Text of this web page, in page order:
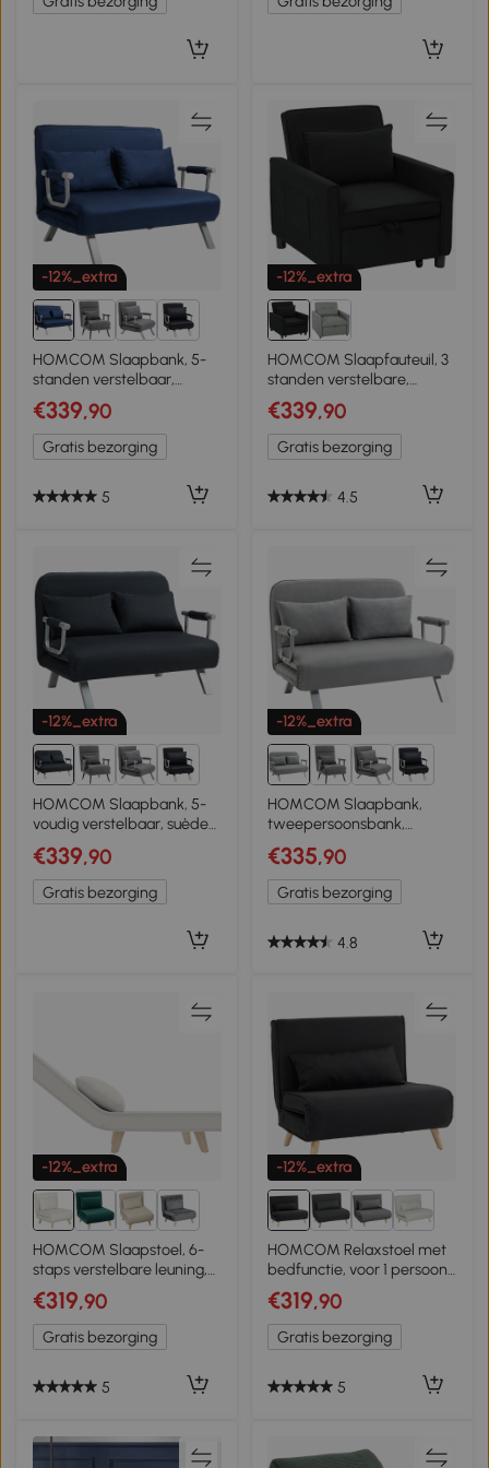
kussen, Donkergroen
kussen, grijs
-12%_extra
2+
HOMCOM Slaapbank, 5-
standen verstelbaar,
suède-imitatie, metalen
frame, incl. kussen,
marineblauw
€339,90
Gratis bezorging
5
-12%_extra
HOMCOM Slaapfauteuil, 3
standen verstelbare,
Corduroy bekleding, tot 120
kg, Zwart
€339,90
Gratis bezorging
4.5
-12%_extra
2+
HOMCOM Slaapbank, 5-
voudig verstelbaar, suède-
imitatie, stalen frame, incl.
kussens, zwart
€339,90
Gratis bezorging
-12%_extra
2+
HOMCOM Slaapbank,
tweepersoonsbank,
logeerbed, inclusief 2
kussens, grijs
€335,90
Gratis bezorging
4.8
-12%_extra
1+
HOMCOM Slaapstoel, 6-
staps verstelbare leuning,
Linnenlook, tot 150 kg,
Roomwit
€319,90
Gratis bezorging
5
-12%_extra
HOMCOM Relaxstoel met
bedfunctie, voor 1 persoon,
modern design, tot 120 kg,
94x78x80cm, zwart
€319,90
Gratis bezorging
5